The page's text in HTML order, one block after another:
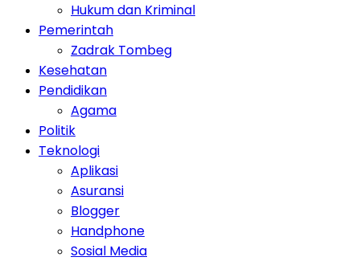
Hukum dan Kriminal
Pemerintah
Zadrak Tombeg
Kesehatan
Pendidikan
Agama
Politik
Teknologi
Aplikasi
Asuransi
Blogger
Handphone
Sosial Media